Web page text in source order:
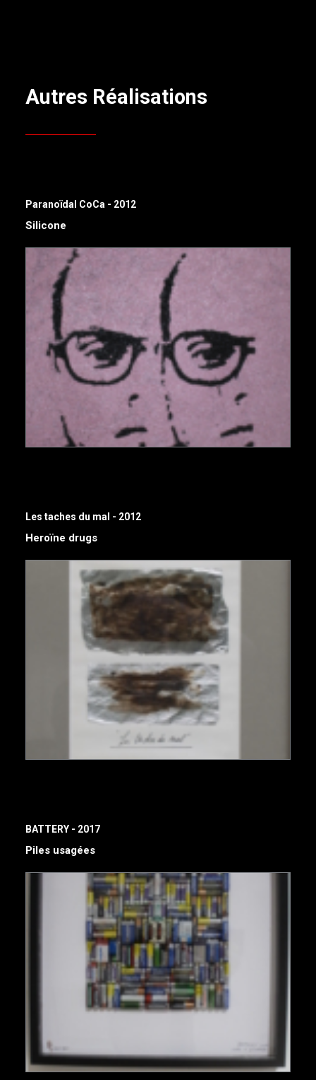
Autres Réalisations
Paranoïdal CoCa - 2012
Silicone
Les taches du mal - 2012
Heroïne drugs
BATTERY - 2017
Piles usagées